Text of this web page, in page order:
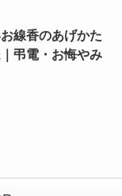
線香のあげかた
弔電・お悔やみ